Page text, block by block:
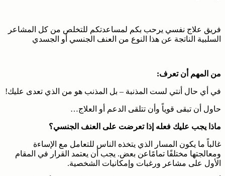
فريق علاج نفسي يرحب بكم لمساعدتكم للتخلص من كل المشاعر
السلبية الناتجة عن هذا النوع من العنف الجنسي أو الجسدي
من المهم أن تعرف:
في أي حال أنتي لست المذنبة – بل المذنب هو من الذي تعدى عليك!
حاول أن تبقى قوياً وأن تتلقى الدعم أو العلاج…
ماذا يجب عليك فعله إذا تعرضت على العنف الجنسي؟
غالباً ما يكون المسار الذي يتخذه الناس للتعامل مع الإساءة
ومعالجتها مختلفًا تمامًاعن بعض. يجب أن يعتمد القرار في المقام
الأول على مشاعر ورغبات وإمكانيات الشخصية.